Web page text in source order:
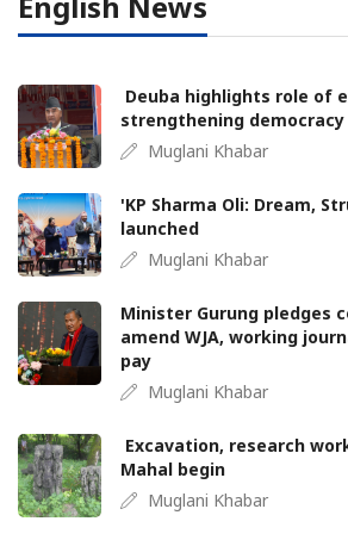
Deuba highlights role of
strengthening democracy
Muglani Khabar
'KP Sharma Oli: Dream,
launched
Muglani Khabar
Minister Gurung pledges
amend WJA, working
pay
Muglani Khabar
Excavation, research
Mahal begin
Muglani Khabar